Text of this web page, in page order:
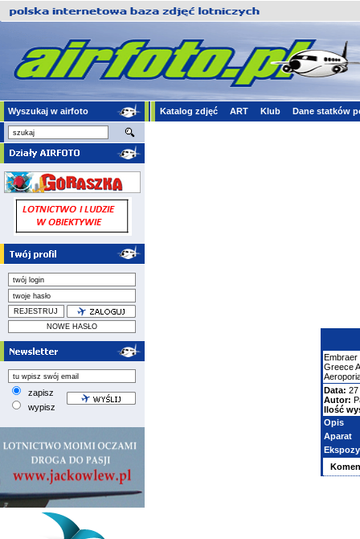
Wyszukaj w airfoto Katalog zdjęć ART Klub Dane statków
zapisz
wypisz
Embraer
Greece
Data:
Autor:
Ilość
Opis
Aparat